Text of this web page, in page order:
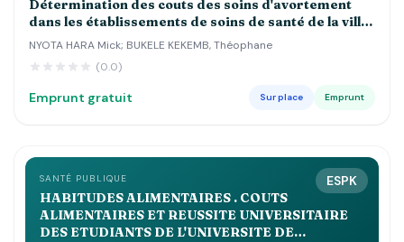
Détermination des couts des soins d'avortement
dans les établissements de soins de santé de la ville
province de Kinshasa
NYOTA HARA Mick; BUKELE KEKEMB, Théophane
(0.0)
Emprunt gratuit Sur place Emprunt
ESPK
SANTÉ PUBLIQUE
HABITUDES ALIMENTAIRES . COUTS
ALIMENTAIRES ET REUSSITE UNIVERSITAIRE
DES ETUDIANTS DE L'UNIVERSITE DE